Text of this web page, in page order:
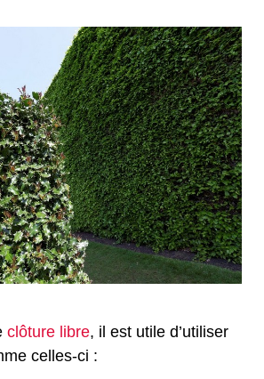
clôture libre, il est utile d’utiliser
celles-ci :